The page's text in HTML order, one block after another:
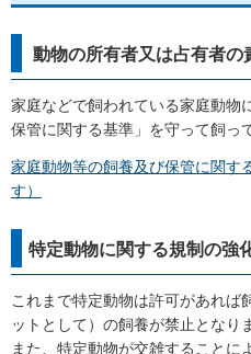
動物の所有者又は占有者の
家庭などで飼われている家庭動物
保管に関する基準」を守って飼っ
家庭動物等の飼養及び保管に関す
す）
特定動物に関する規制の強
これまで特定動物は許可があれば
ットとして）の飼養が禁止となり
また、特定動物が交雑することに